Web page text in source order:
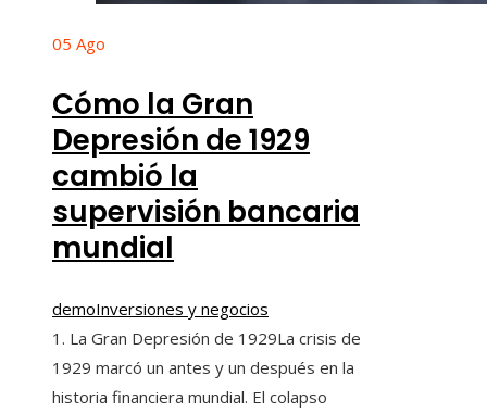
05 Ago
Cómo la Gran
Depresión de 1929
cambió la
supervisión bancaria
mundial
demoInversiones y negocios
1. La Gran Depresión de 1929La crisis de
1929 marcó un antes y un después en la
historia financiera mundial. El colapso